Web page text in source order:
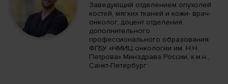
Заведующий отделением опухолей
костей, мягких тканей и кожи- врач-
онколог, доцент отделения
дополнительного
профессионального образования
ФГБУ «НМИЦ онкологии им. Н.Н.
Петрова» Минздрава России, к.м.н.,
Санкт-Петербург